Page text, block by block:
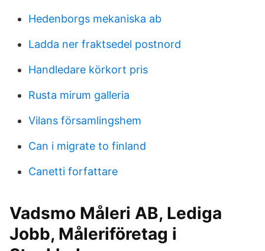
Hedenborgs mekaniska ab
Ladda ner fraktsedel postnord
Handledare körkort pris
Rusta mirum galleria
Vilans församlingshem
Can i migrate to finland
Canetti forfattare
Vadsmo Måleri AB, Lediga
Jobb, Måleriföretag i